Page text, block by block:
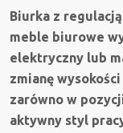
Biurka z
meble biurowe
elektryczny lub
zmianę
zarówno w
aktywny styl